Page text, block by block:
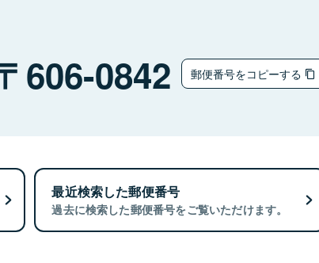
606-0842 郵便番号をコピーする
最近検索した郵便番号
過去に検索した郵便番号をご覧いただけます。